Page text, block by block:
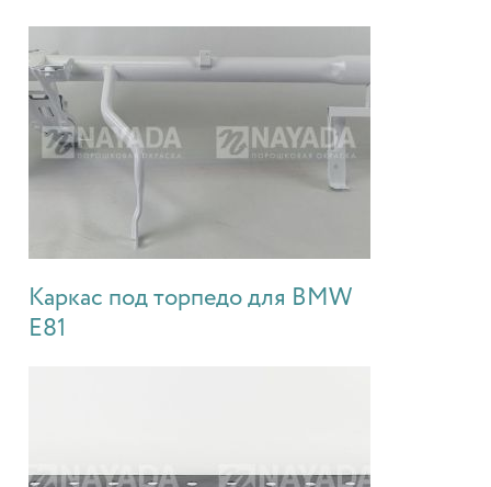
Каркас под торпедо для BMW
E81